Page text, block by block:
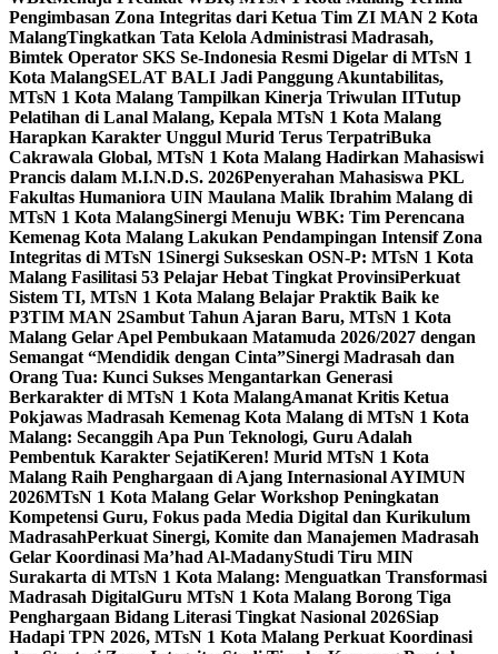
Pengimbasan Zona Integritas dari Ketua Tim ZI MAN 2 Kota
MalangTingkatkan Tata Kelola Administrasi Madrasah,
Bimtek Operator SKS Se-Indonesia Resmi Digelar di MTsN 1
Kota MalangSELAT BALI Jadi Panggung Akuntabilitas,
MTsN 1 Kota Malang Tampilkan Kinerja Triwulan IITutup
Pelatihan di Lanal Malang, Kepala MTsN 1 Kota Malang
Harapkan Karakter Unggul Murid Terus TerpatriBuka
Cakrawala Global, MTsN 1 Kota Malang Hadirkan Mahasiswi
Prancis dalam M.I.N.D.S. 2026Penyerahan Mahasiswa PKL
Fakultas Humaniora UIN Maulana Malik Ibrahim Malang di
MTsN 1 Kota MalangSinergi Menuju WBK: Tim Perencana
Kemenag Kota Malang Lakukan Pendampingan Intensif Zona
Integritas di MTsN 1Sinergi Sukseskan OSN-P: MTsN 1 Kota
Malang Fasilitasi 53 Pelajar Hebat Tingkat ProvinsiPerkuat
Sistem TI, MTsN 1 Kota Malang Belajar Praktik Baik ke
P3TIM MAN 2Sambut Tahun Ajaran Baru, MTsN 1 Kota
Malang Gelar Apel Pembukaan Matamuda 2026/2027 dengan
Semangat “Mendidik dengan Cinta”Sinergi Madrasah dan
Orang Tua: Kunci Sukses Mengantarkan Generasi
Berkarakter di MTsN 1 Kota MalangAmanat Kritis Ketua
Pokjawas Madrasah Kemenag Kota Malang di MTsN 1 Kota
Malang: Secanggih Apa Pun Teknologi, Guru Adalah
Pembentuk Karakter SejatiKeren! Murid MTsN 1 Kota
Malang Raih Penghargaan di Ajang Internasional AYIMUN
2026MTsN 1 Kota Malang Gelar Workshop Peningkatan
Kompetensi Guru, Fokus pada Media Digital dan Kurikulum
MadrasahPerkuat Sinergi, Komite dan Manajemen Madrasah
Gelar Koordinasi Ma’had Al-MadanyStudi Tiru MIN
Surakarta di MTsN 1 Kota Malang: Menguatkan Transformasi
Madrasah DigitalGuru MTsN 1 Kota Malang Borong Tiga
Penghargaan Bidang Literasi Tingkat Nasional 2026Siap
Hadapi TPN 2026, MTsN 1 Kota Malang Perkuat Koordinasi